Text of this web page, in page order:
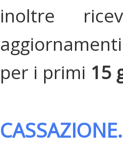
inoltre
per i primi 15
CASSAZIONE.